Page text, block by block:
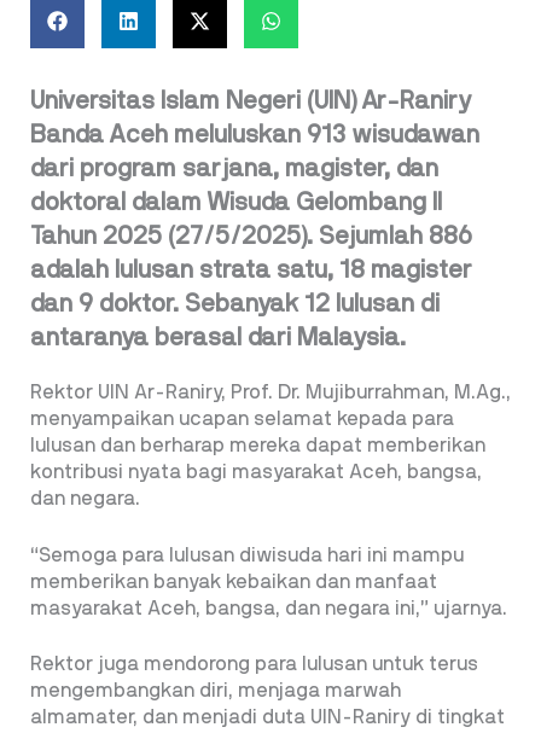
Universitas Islam Negeri (UIN) Ar-Raniry
Banda Aceh meluluskan 913 wisudawan
dari program sarjana, magister, dan
doktoral dalam Wisuda Gelombang II
Tahun 2025 (27/5/2025). Sejumlah 886
adalah lulusan strata satu, 18 magister
dan 9 doktor. Sebanyak 12 lulusan di
antaranya berasal dari Malaysia.
Rektor UIN Ar-Raniry, Prof. Dr. Mujiburrahman, M.Ag.,
menyampaikan ucapan selamat kepada para
lulusan dan berharap mereka dapat memberikan
kontribusi nyata bagi masyarakat Aceh, bangsa,
dan negara.
“Semoga para lulusan diwisuda hari ini mampu
memberikan banyak kebaikan dan manfaat
masyarakat Aceh, bangsa, dan negara ini,” ujarnya.
Rektor juga mendorong para lulusan untuk terus
mengembangkan diri, menjaga marwah
almamater, dan menjadi duta UIN-Raniry di tingkat